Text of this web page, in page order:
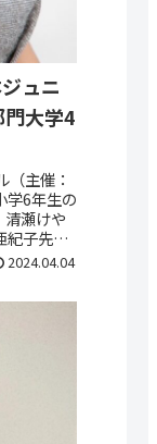
ュニ
大学4
主催：
6年生の
瀬けや
紀子先生
2024.04.04